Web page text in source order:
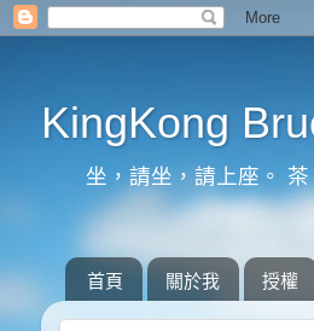
KingKong
坐，請坐，請上座。 茶
首頁 關於我 授權